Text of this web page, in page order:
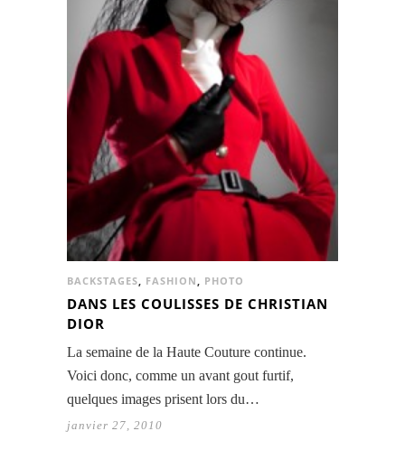
BACKSTAGES, FASHION, PHOTO
DANS LES COULISSES DE CHRISTIAN
DIOR
La semaine de la Haute Couture continue.
Voici donc, comme un avant gout furtif,
quelques images prisent lors du…
janvier 27, 2010